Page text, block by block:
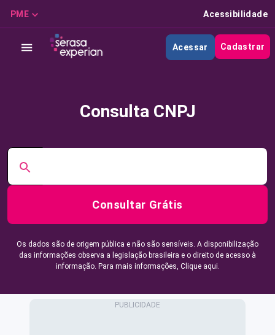
PME Acessibilidade
Acessar Cadastrar
Consulta CNPJ
Consultar Grátis
Os dados são de origem pública e não são sensíveis. A disponibilização
das informações observa a legislação brasileira e o direito de acesso à
informação. Para mais informações, Clique aqui.